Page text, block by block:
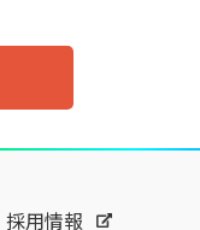
採用情報